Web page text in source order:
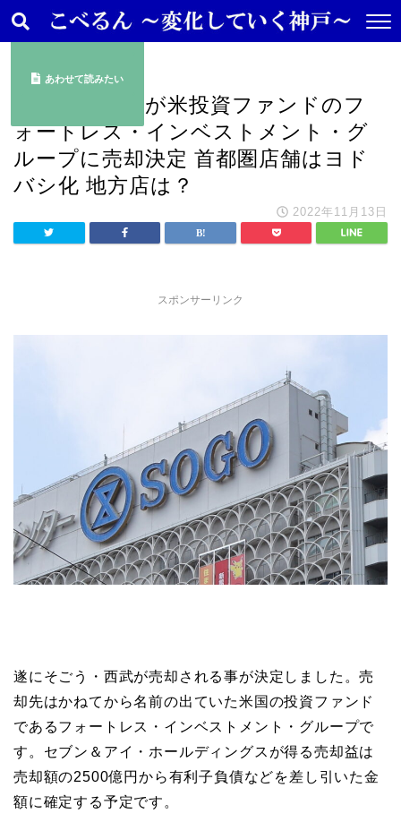
ニュース
そごう・西武が米投資ファンドのフ
ォートレス・インベストメント・グ
ループに売却決定 首都圏店舗はヨド
バシ化 地方店は？
2022年11月13日
スポンサーリンク
遂にそごう・西武が売却される事が決定しました。売
却先はかねてから名前の出ていた米国の投資ファンド
であるフォートレス・インベストメント・グループで
す。セブン＆アイ・ホールディングスが得る売却益は
売却額の2500億円から有利子負債などを差し引いた金
額に確定する予定です。
あわせて読みたい